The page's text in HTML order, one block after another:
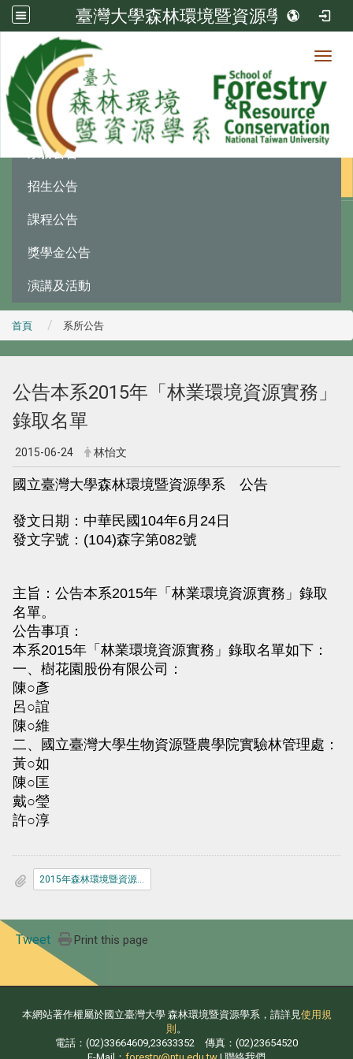
臺灣大學森林環境暨資源學系
最新消息
系務公告
招生公告
課程公告
獎學金公告
演講及活動
首頁 系所公告
公告本系2015年「林業環境資源實務」
錄取名單
2015-06-24 林怡文
國立臺灣大學森林環境暨資源學系 公告
發文日期：中華民國104年6月24日
發文字號：(104)森字第082號
主旨：公告本系2015年「林業環境資源實務」錄取
名單。
公告事項：
本系2015年「林業環境資源實務」錄取名單如下：
一、樹花園股份有限公司：
陳○彥
呂○誼
陳○維
二、國立臺灣大學生物資源暨農學院實驗林管理處：
黃○如
陳○匡
戴○瑩
許○淳
2015年森林環境暨資源學系林業環境資源實務課程錄取名單公告.pdf
Tweet Print this page
本網站著作權屬於國立臺灣大學 森林環境暨資源學系，請詳見 使用規
則 。
電話：(02)33664609,23633352 傳真：(02)23654520